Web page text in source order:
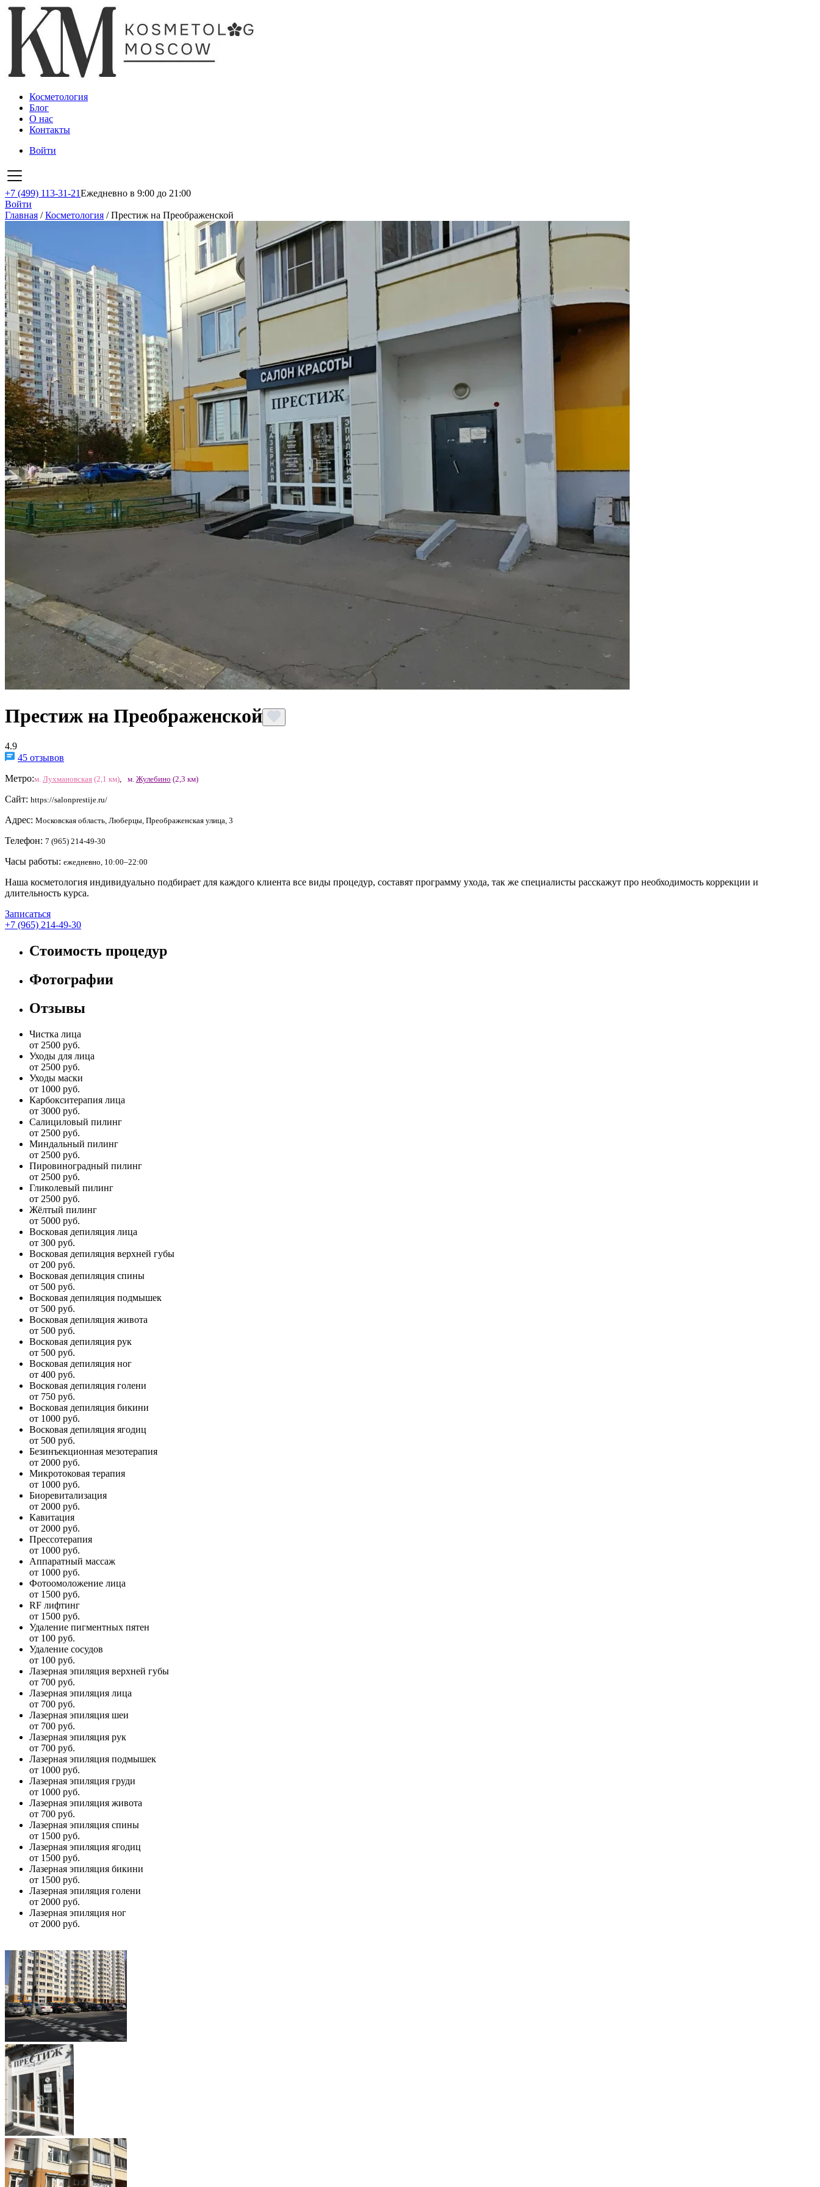
Косметология
Блог
О нас
Контакты
Войти
+7 (499) 113-31-21Ежедневно в 9:00 до 21:00
Войти
Главная /Косметология /Престиж на Преображенской
Престиж на Преображенской
4.9
45 отзывов
Метро:м. Лухмановская (2,1 км) м. Жулебино (2,3 км)
Сайт: https://salonprestije.ru/
Адрес: Московская область, Люберцы, Преображенская улица, 3
Телефон: 7 (965) 214-49-30
Часы работы: ежедневно, 10:00–22:00
Наша косметология индивидуально подбирает для каждого клиента все виды процедур, составят программу ухода, так же специалисты расскажут про необходимость коррекции и
длительность курса.
Записаться
+7 (965) 214-49-30
Стоимость процедур
Фотографии
Отзывы
Чистка лица
от 2500 руб.
Уходы для лица
от 2500 руб.
Уходы маски
от 1000 руб.
Карбокситерапия лица
от 3000 руб.
Салициловый пилинг
от 2500 руб.
Миндальный пилинг
от 2500 руб.
Пировиноградный пилинг
от 2500 руб.
Гликолевый пилинг
от 2500 руб.
Жёлтый пилинг
от 5000 руб.
Восковая депиляция лица
от 300 руб.
Восковая депиляция верхней губы
от 200 руб.
Восковая депиляция спины
от 500 руб.
Восковая депиляция подмышек
от 500 руб.
Восковая депиляция живота
от 500 руб.
Восковая депиляция рук
от 500 руб.
Восковая депиляция ног
от 400 руб.
Восковая депиляция голени
от 750 руб.
Восковая депиляция бикини
от 1000 руб.
Восковая депиляция ягодиц
от 500 руб.
Безинъекционная мезотерапия
от 2000 руб.
Микротоковая терапия
от 1000 руб.
Биоревитализация
от 2000 руб.
Кавитация
от 2000 руб.
Прессотерапия
от 1000 руб.
Аппаратный массаж
от 1000 руб.
Фотоомоложение лица
от 1500 руб.
RF лифтинг
от 1500 руб.
Удаление пигментных пятен
от 100 руб.
Удаление сосудов
от 100 руб.
Лазерная эпиляция верхней губы
от 700 руб.
Лазерная эпиляция лица
от 700 руб.
Лазерная эпиляция шеи
от 700 руб.
Лазерная эпиляция рук
от 700 руб.
Лазерная эпиляция подмышек
от 1000 руб.
Лазерная эпиляция груди
от 1000 руб.
Лазерная эпиляция живота
от 700 руб.
Лазерная эпиляция спины
от 1500 руб.
Лазерная эпиляция ягодиц
от 1500 руб.
Лазерная эпиляция бикини
от 1500 руб.
Лазерная эпиляция голени
от 2000 руб.
Лазерная эпиляция ног
от 2000 руб.